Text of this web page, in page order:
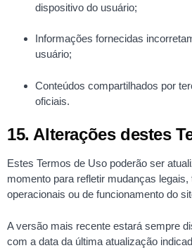
dispositivo do usuário;
Informações fornecidas
usuário;
Conteúdos compartilhados por
oficiais.
15. Alterações destes
Estes Termos de Uso poderão ser
momento para refletir mudanças
operacionais ou de funcionamento do
A versão mais recente estará sempre
com a data da última atualização